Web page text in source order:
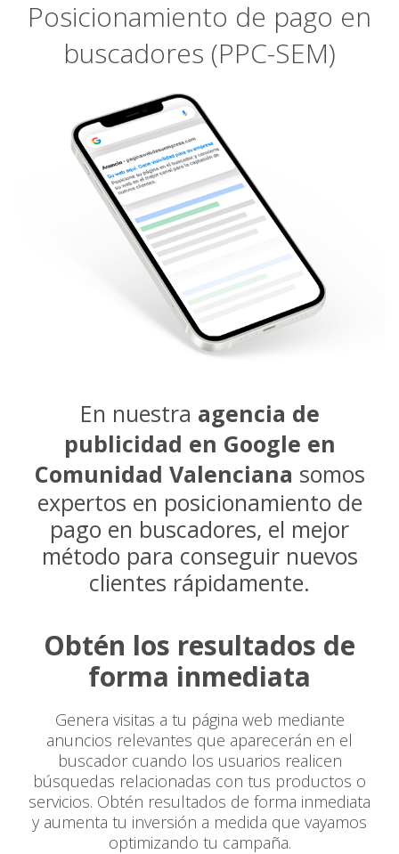
Posicionamiento de pago en
buscadores (PPC-SEM)
En nuestra agencia de
publicidad en Google en
Comunidad Valenciana somos
expertos en posicionamiento de
pago en buscadores, el mejor
método para conseguir nuevos
clientes rápidamente.
Obtén los resultados de
forma inmediata
Genera visitas a tu página web mediante
anuncios relevantes que aparecerán en el
buscador cuando los usuarios realicen
búsquedas relacionadas con tus productos o
servicios. Obtén resultados de forma inmediata
y aumenta tu inversión a medida que vayamos
optimizando tu campaña.